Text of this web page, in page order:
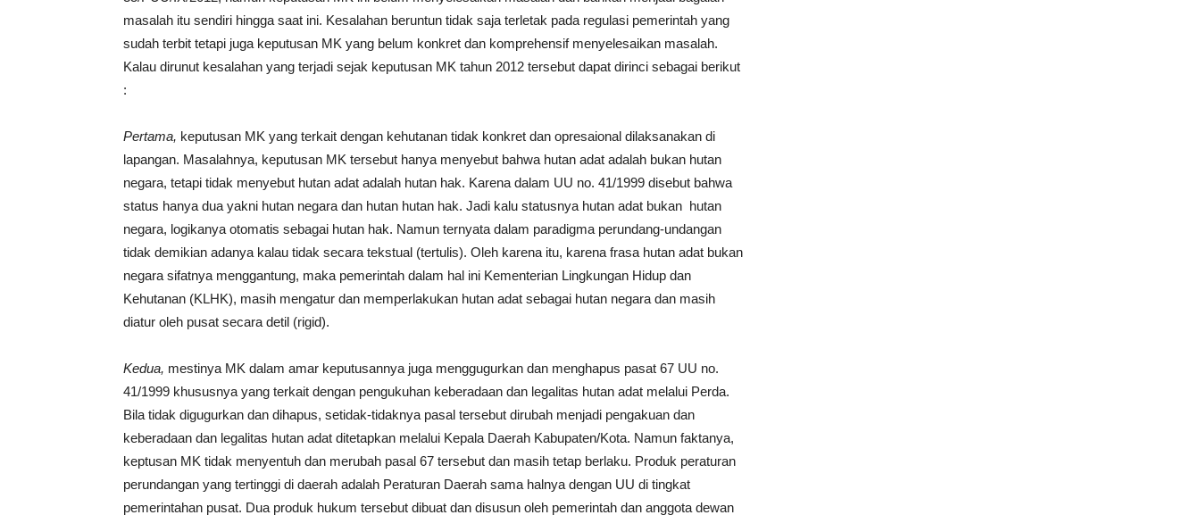
masalah itu sendiri hingga saat ini. Kesalahan beruntun tidak saja terletak pada regulasi pemerintah yang
sudah terbit tetapi juga keputusan MK yang belum konkret dan komprehensif menyelesaikan masalah.
Kalau dirunut kesalahan yang terjadi sejak keputusan MK tahun 2012 tersebut dapat dirinci sebagai berikut
:
Pertama, keputusan MK yang terkait dengan kehutanan tidak konkret dan opresaional dilaksanakan di
lapangan. Masalahnya, keputusan MK tersebut hanya menyebut bahwa hutan adat adalah bukan hutan
negara, tetapi tidak menyebut hutan adat adalah hutan hak. Karena dalam UU no. 41/1999 disebut bahwa
status hanya dua yakni hutan negara dan hutan hutan hak. Jadi kalu statusnya hutan adat bukan hutan
negara, logikanya otomatis sebagai hutan hak. Namun ternyata dalam paradigma perundang-undangan
tidak demikian adanya kalau tidak secara tekstual (tertulis). Oleh karena itu, karena frasa hutan adat bukan
negara sifatnya menggantung, maka pemerintah dalam hal ini Kementerian Lingkungan Hidup dan
Kehutanan (KLHK), masih mengatur dan memperlakukan hutan adat sebagai hutan negara dan masih
diatur oleh pusat secara detil (rigid).
Kedua, mestinya MK dalam amar keputusannya juga menggugurkan dan menghapus pasat 67 UU no.
41/1999 khususnya yang terkait dengan pengukuhan keberadaan dan legalitas hutan adat melalui Perda.
Bila tidak digugurkan dan dihapus, setidak-tidaknya pasal tersebut dirubah menjadi pengakuan dan
keberadaan dan legalitas hutan adat ditetapkan melalui Kepala Daerah Kabupaten/Kota. Namun faktanya,
keptusan MK tidak menyentuh dan merubah pasal 67 tersebut dan masih tetap berlaku. Produk peraturan
perundangan yang tertinggi di daerah adalah Peraturan Daerah sama halnya dengan UU di tingkat
pemerintahan pusat. Dua produk hukum tersebut dibuat dan disusun oleh pemerintah dan anggota dewan